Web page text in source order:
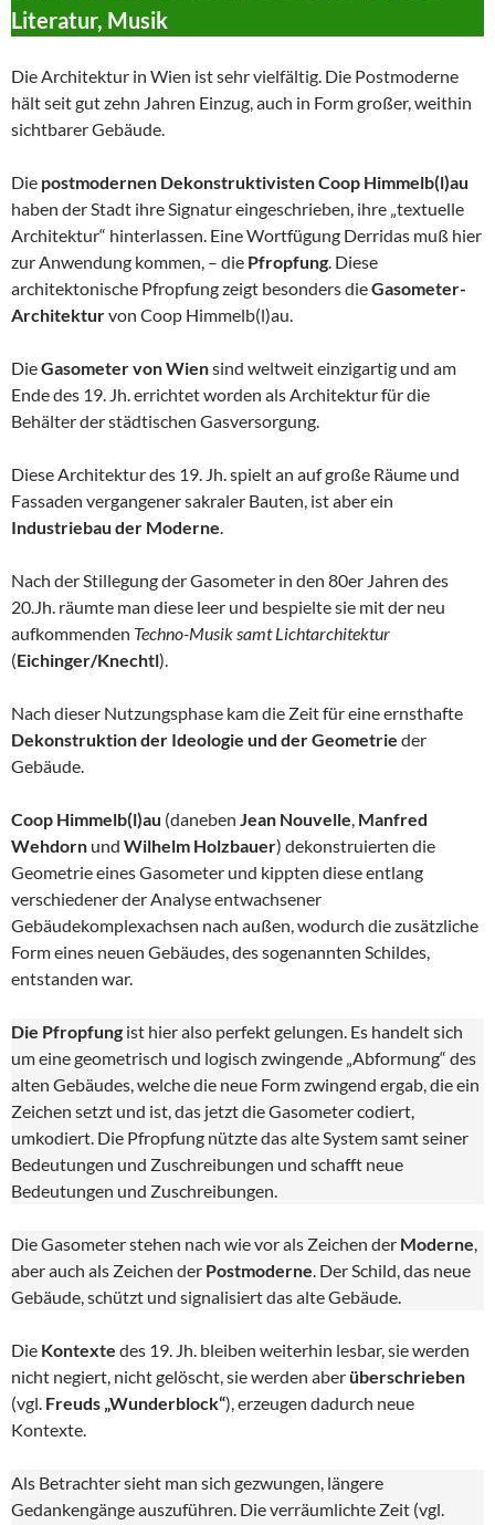
Literatur, Musik
Die Architektur in Wien ist sehr vielfältig. Die Postmoderne
hält seit gut zehn Jahren Einzug, auch in Form großer, weithin
sichtbarer Gebäude.
Die postmodernen Dekonstruktivisten Coop Himmelb(l)au
haben der Stadt ihre Signatur eingeschrieben, ihre „textuelle
Architektur“ hinterlassen. Eine Wortfügung Derridas muß hier
zur Anwendung kommen, – die Pfropfung. Diese
architektonische Pfropfung zeigt besonders dieGasometer-
Architekturvon Coop Himmelb(l)au.
DieGasometer von Wiensind weltweit einzigartig und am
Ende des 19. Jh. errichtet worden als Architektur für die
Behälter der städtischen Gasversorgung.
Diese Architektur des 19. Jh. spielt an auf große Räume und
Fassaden vergangener sakraler Bauten, ist aber ein
Industriebau der Moderne.
Nach der Stillegung der Gasometer in den 80er Jahren des
20.Jh. räumte man diese leer und bespielte sie mit der neu
aufkommenden Techno-Musik samt Lichtarchitektur
(Eichinger/Knechtl).
Nach dieser Nutzungsphase kam die Zeit für eine ernsthafte
Dekonstruktion der Ideologie und der Geometrie der
Gebäude.
Coop Himmelb(l)au (daneben Jean Nouvelle, Manfred
Wehdorn und Wilhelm Holzbauer) dekonstruierten die
Geometrie eines Gasometer und kippten diese entlang
verschiedener der Analyse entwachsener
Gebäudekomplexachsen nach außen, wodurch die zusätzliche
Form eines neuen Gebäudes, des sogenannten Schildes,
entstanden war.
Die Pfropfung ist hier also perfekt gelungen. Es handelt sich
um eine geometrisch und logisch zwingende „Abformung“ des
alten Gebäudes, welche die neue Form zwingend ergab, die ein
Zeichen setzt und ist, das jetzt die Gasometer codiert,
umkodiert. Die Pfropfung nützte das alte System samt seiner
Bedeutungen und Zuschreibungen und schafft neue
Bedeutungen und Zuschreibungen.
Die Gasometer stehen nach wie vor als Zeichen der Moderne,
aber auch als Zeichen der Postmoderne. Der Schild, das neue
Gebäude, schützt und signalisiert das alte Gebäude.
Die Kontexte des 19. Jh. bleiben weiterhin lesbar, sie werden
nicht negiert, nicht gelöscht, sie werden aberüberschrieben
(vgl. Freuds „Wunderblock“), erzeugen dadurch neue
Kontexte.
Als Betrachter sieht man sich gezwungen, längere
Gedankengänge auszuführen. Die verräumlichte Zeit (vgl.